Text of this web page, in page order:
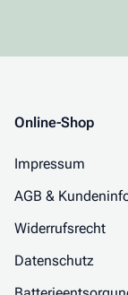
Online-Shop
Impressum
AGB &
Widerrufsrecht
Datenschutz